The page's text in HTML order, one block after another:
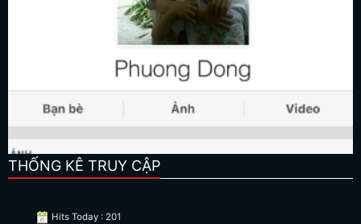
THỐNG KÊ TRUY CẬP
Hits Today : 201